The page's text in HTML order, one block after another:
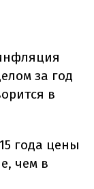
за год
в
года цены
чем в